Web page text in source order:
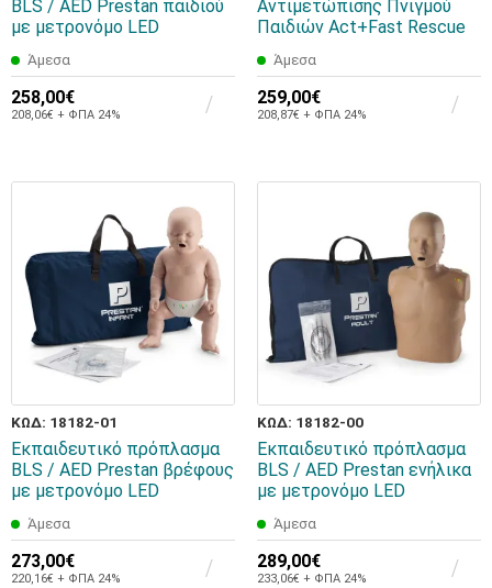
BLS / AED Prestan παιδιού
με μετρονόμο LED
Άμεσα
258,00€
208,06€ + ΦΠΑ 24%
Αντιμετώπισης Πνιγμού
Παιδιών Act+Fast Rescue
Άμεσα
259,00€
208,87€ + ΦΠΑ 24%
ΚΩΔ: 18182-01
Εκπαιδευτικό πρόπλασμα
BLS / AED Prestan βρέφους
με μετρονόμο LED
Άμεσα
273,00€
220,16€ + ΦΠΑ 24%
ΚΩΔ: 18182-00
Εκπαιδευτικό πρόπλασμα
BLS / AED Prestan ενήλικα
με μετρονόμο LED
Άμεσα
289,00€
233,06€ + ΦΠΑ 24%